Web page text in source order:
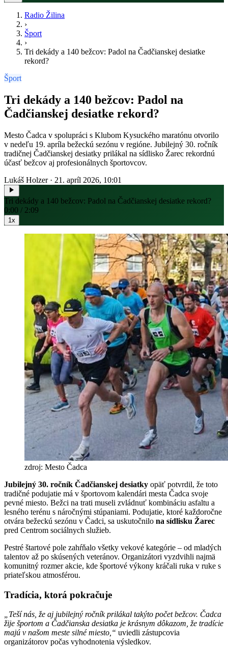
Radio Žilina
›
Šport
›
Tri dekády a 140 bežcov: Padol na Čadčianskej desiatke
rekord?
Šport
Tri dekády a 140 bežcov: Padol na
Čadčianskej desiatke rekord?
Mesto Čadca v spolupráci s Klubom Kysuckého maratónu otvorilo
v nedeľu 19. apríla bežeckú sezónu v regióne. Jubilejný 30. ročník
tradičnej Čadčianskej desiatky prilákal na sídlisko Žarec rekordnú
účasť bežcov aj profesionálnych športovcov.
Lukáš Holzer · 21. apríl 2026, 10:01
Tri dekády a 140 bežcov: Padol na Čadčianskej desiatke rekord?
0:00 / 2:09
1x
zdroj: Mesto Čadca
Jubilejný 30. ročník Čadčianskej desiatky opäť potvrdil, že toto
tradičné podujatie má v športovom kalendári mesta Čadca svoje
pevné miesto. Bežci na trati museli zvládnuť kombináciu asfaltu a
lesného terénu s náročnými stúpaniami. Podujatie, ktoré každoročne
otvára bežeckú sezónu v Čadci, sa uskutočnilo na sídlisku Žarec
pred Centrom sociálnych služieb.
Pestré štartové pole zahŕňalo všetky vekové kategórie – od mladých
talentov až po skúsených veteránov. Organizátori vyzdvihli najmä
komunitný rozmer akcie, kde športové výkony kráčali ruka v ruke s
priateľskou atmosférou.
Tradícia, ktorá pokračuje
„Teší nás, že aj jubilejný ročník prilákal takýto počet bežcov. Čadca
žije športom a Čadčianska desiatka je krásnym dôkazom, že tradície
majú v našom meste silné miesto,“ uviedli zástupcovia
organizátorov počas vyhodnotenia výsledkov.